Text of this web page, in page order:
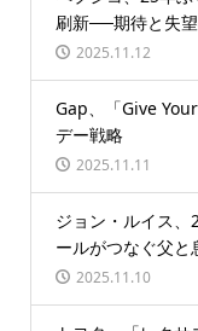
刷新──期待と失
2025.11.12
Gap、「Give
デー戦略
2025.11.11
ジョン・ルイス
ールがつなぐ父と
2025.11.10